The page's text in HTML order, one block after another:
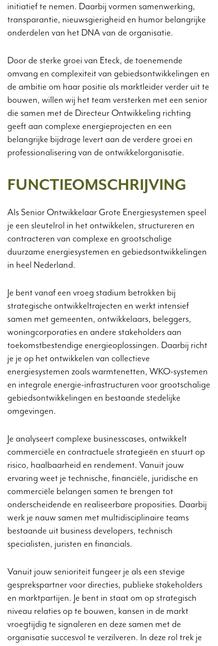
initiatief te nemen. Daarbij vormen samenwerking,
transparantie, nieuwsgierigheid en humor belangrijke
onderdelen van het DNA van de organisatie.
Door de sterke groei van Eteck, de toenemende
omvang en complexiteit van gebiedsontwikkelingen en
de ambitie om haar positie als marktleider verder uit te
bouwen, willen wij het team versterken met een senior
die samen met de Directeur Ontwikkeling richting
geeft aan complexe energieprojecten en een
belangrijke bijdrage levert aan de verdere groei en
professionalisering van de ontwikkelorganisatie.
FUNCTIEOMSCHRIJVING
Als Senior Ontwikkelaar Grote Energiesystemen speel
je een sleutelrol in het ontwikkelen, structureren en
contracteren van complexe en grootschalige
duurzame energiesystemen en gebiedsontwikkelingen
in heel Nederland.
Je bent vanaf een vroeg stadium betrokken bij
strategische ontwikkeltrajecten en werkt intensief
samen met gemeenten, ontwikkelaars, beleggers,
woningcorporaties en andere stakeholders aan
toekomstbestendige energieoplossingen. Daarbij richt
je je op het ontwikkelen van collectieve
energiesystemen zoals warmtenetten, WKO-systemen
en integrale energie-infrastructuren voor grootschalige
gebiedsontwikkelingen en bestaande stedelijke
omgevingen.
Je analyseert complexe businesscases, ontwikkelt
commerciële en contractuele strategieën en stuurt op
risico, haalbaarheid en rendement. Vanuit jouw
ervaring weet je technische, financiële, juridische en
commerciële belangen samen te brengen tot
onderscheidende en realiseerbare proposities. Daarbij
werk je nauw samen met multidisciplinaire teams
bestaande uit business developers, technisch
specialisten, juristen en financials.
Vanuit jouw senioriteit fungeer je als een stevige
gesprekspartner voor directies, publieke stakeholders
en marktpartijen. Je bent in staat om op strategisch
niveau relaties op te bouwen, kansen in de markt
vroegtijdig te signaleren en deze samen met de
organisatie succesvol te verzilveren. In deze rol trek je